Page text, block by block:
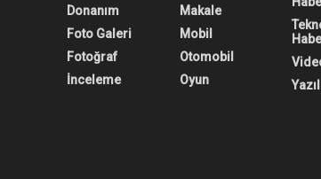
tarihi açıklandı. Seride katlanabilir